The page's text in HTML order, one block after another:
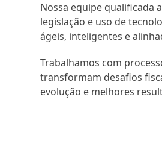
Nossa equipe qualificada
legislação e uso de
ágeis, inteligentes e
Trabalhamos com
transformam desafios
evolução e melhores